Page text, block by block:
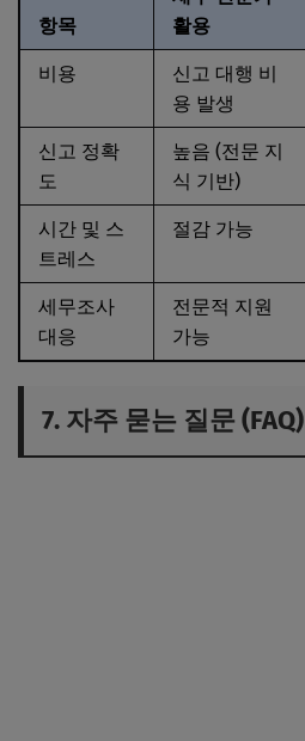
항목
활용
비용
신고 대행 비
용 발생
신고 정확
도
높음 (전문 지
식 기반)
시간 및 스
트레스
절감 가능
세무조사
대응
전문적 지원
가능
7. 자주 묻는 질문 (FAQ)